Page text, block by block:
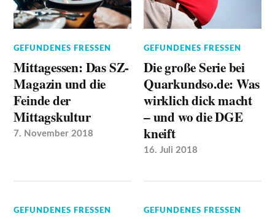
GEFUNDENES FRESSEN
Mittagessen: Das SZ-
Magazin und die
Feinde der
Mittagskultur
7. November 2018
GEFUNDENES FRESSEN
Die große Serie bei
Quarkundso.de: Was
wirklich dick macht
– und wo die DGE
kneift
16. Juli 2018
GEFUNDENES FRESSEN GEFUNDENES FRESSEN